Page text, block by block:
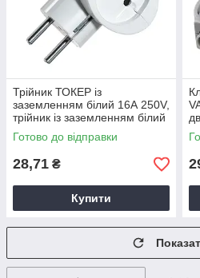
Трійник ТОКЕР із
заземленням білий 16А 250V,
трійник із заземленням білий
Готово до відправки
28,71 ₴
Купити